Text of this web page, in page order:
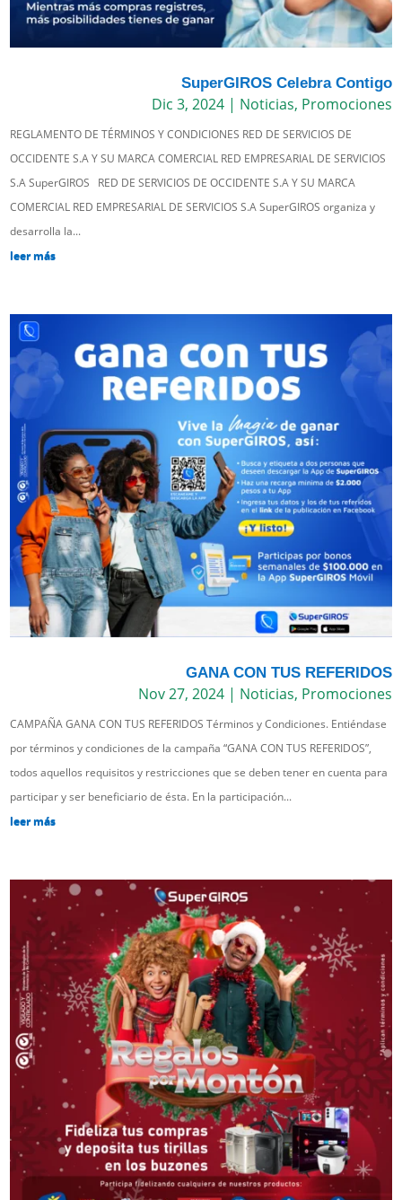
SuperGIROS Celebra Contigo
Dic 3, 2024| Noticias, Promociones
REGLAMENTO DE TÉRMINOS Y CONDICIONES RED DE SERVICIOS DE
OCCIDENTE S.A Y SU MARCA COMERCIAL RED EMPRESARIAL DE SERVICIOS
S.A SuperGIROS RED DE SERVICIOS DE OCCIDENTE S.A Y SU MARCA
COMERCIAL RED EMPRESARIAL DE SERVICIOS S.A SuperGIROS organiza y
desarrolla la...
leer más
GANA CON TUS REFERIDOS
Nov 27, 2024| Noticias, Promociones
CAMPAÑA GANA CON TUS REFERIDOS Términos y Condiciones. Entiéndase
por términos y condiciones de la campaña “GANA CON TUS REFERIDOS”,
todos aquellos requisitos y restricciones que se deben tener en cuenta para
participar y ser beneficiario de ésta. En la participación...
leer más